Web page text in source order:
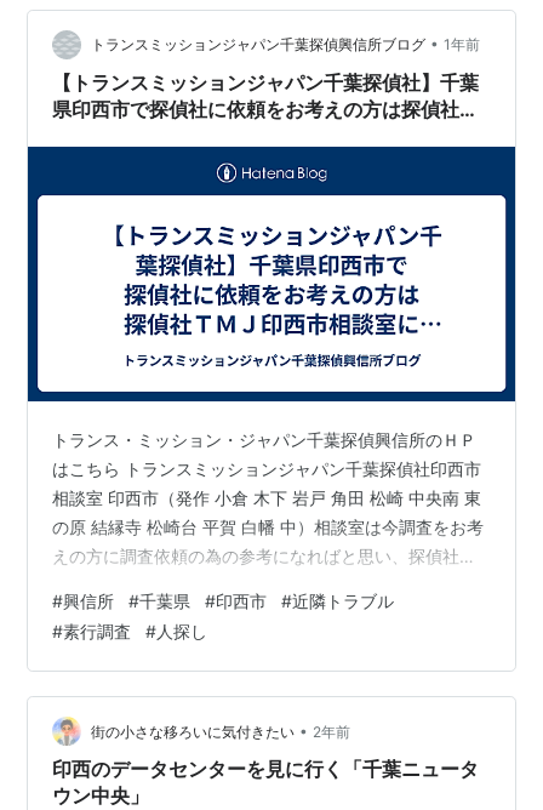
トランスミッションジャパン千葉探偵興信所ブログ • 1年前
【トランスミッションジャパン千葉探偵社】千葉
県印西市で探偵社に依頼をお考えの方は探偵社Ｔ
トランス・ミッション・ジャパン千葉探偵興信所のＨＰ
はこちら トランスミッションジャパン千葉探偵社印西市
相談室 印西市（発作 小倉 木下 岩戸 角田 松崎 中央南 東
の原 結縁寺 松崎台 平賀 白幡 中）相談室は今調査をお考
えの方に調査依頼の為の参考になればと思い、探偵社や
き出してみます。 まずは、自分が何で悩んでいて、どう
すれば解決に向かえるのかです。 このポイントをしっか
りと把握しなければ探偵社に依頼をする際に本当に必要
な調査依頼なのか、必要以上の調査費用を掛けてしまっ
ていないかなど的確に判断を行えます。 ポイントがはっ
きりしたら次はその悩み…
#興信所 #千葉県 #印西市 #近隣トラブル
#素行調査 #人探し
街の小さな移ろいに気付きたい • 2年前
印西のデータセンターを見に行く「千葉ニュータ
ウン中央」